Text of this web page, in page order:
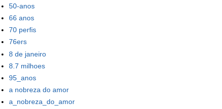
50-anos
66 anos
70 perfis
76ers
8 de janeiro
8.7 milhoes
95_anos
a nobreza do amor
a_nobreza_do_amor